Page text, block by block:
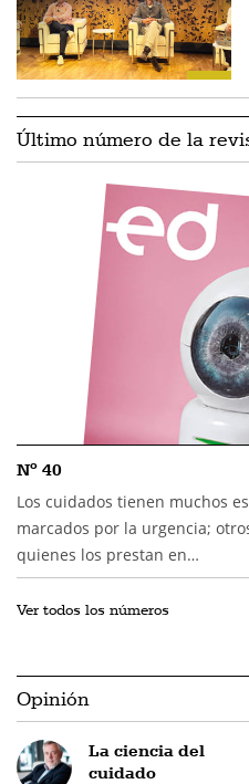
Último número de la
Nº 40
Los cuidados tienen muchos
marcados por la urgencia;
quienes los prestan en…
Ver todos los números
Opinión
La ciencia del
cuidado